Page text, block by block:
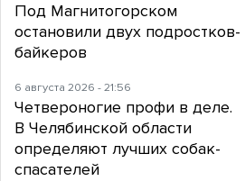
Под Магнитогорском
остановили двух подростков-
байкеров
6 августа 2026 - 21:56
Четвероногие профи в деле.
В Челябинской области
определяют лучших собак-
спасателей